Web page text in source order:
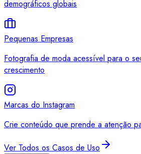
demográficos globais
Pequenas Empresas
Fotografia de moda acessível para o
crescimento
Marcas do Instagram
Crie conteúdo que prende a atenção
Ver Todos os Casos de Uso